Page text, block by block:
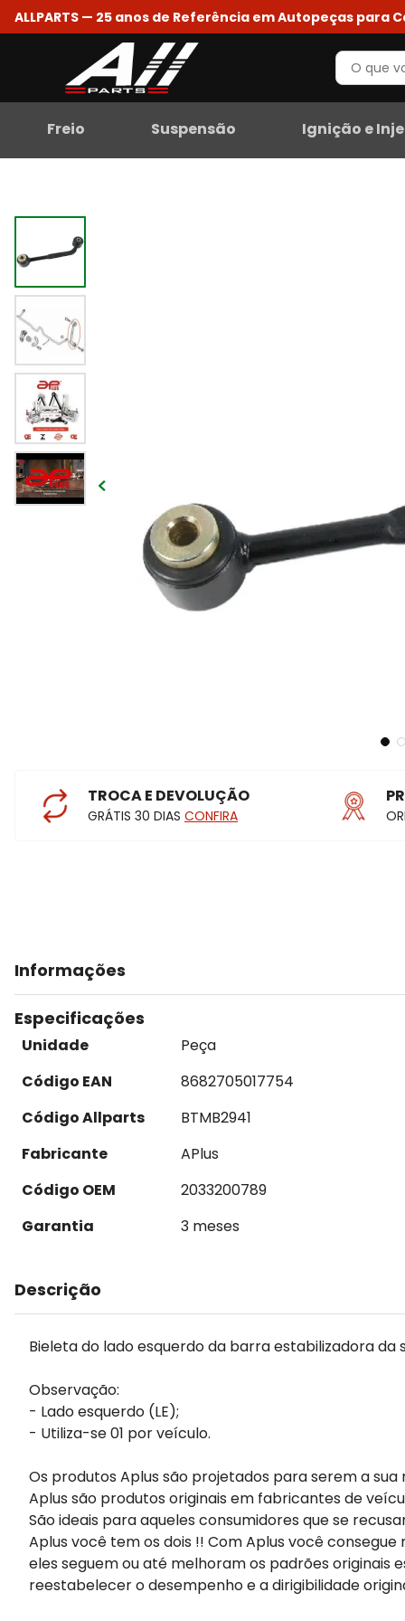
ALLPARTS — 25 anos de Referência em Autopeças para
Freio Suspensão Ignição e
TROCA E DEVOLUÇÃO
GRÁTIS 30 DIAS CONFIRA
Informações
Especificações
Unidade
Peça
Código EAN
8682705017754
Código Allparts
BTMB2941
Fabricante
APlus
Código OEM
2033200789
Garantia
3 meses
Descrição
Bieleta do lado esquerdo da barra estabilizadora da
Observação:
- Lado esquerdo (LE);
- Utiliza-se 01 por veículo.
Os produtos Aplus são projetados para serem a sua
Aplus são produtos originais em fabricantes de
São ideais para aqueles consumidores que se
Aplus você tem os dois !! Com Aplus você
eles seguem ou até melhoram os padrões originais
reestabelecer o desempenho e a dirigibilidade